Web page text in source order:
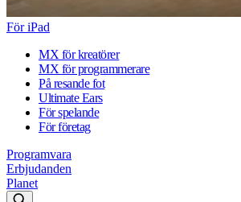
För iPad
MX för kreatörer
MX för programmerare
På resande fot
Ultimate Ears
För spelande
För företag
Programvara
Erbjudanden
Planet